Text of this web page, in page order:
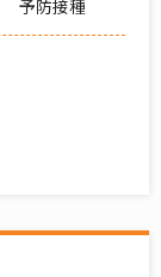
予防接種